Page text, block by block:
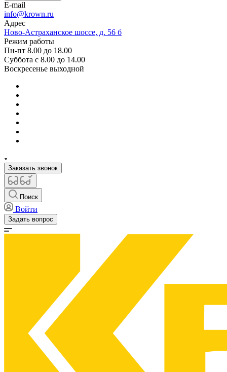
E-mail
info@krown.ru
Адрес
Ново-Астраханское шоссе, д. 56 б
Режим работы
Пн-пт 8.00 до 18.00
Суббота с 8.00 до 14.00
Воскресенье выходной
Заказать звонок
Поиск
Войти
Задать вопрос